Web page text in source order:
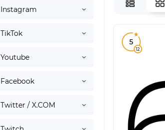
Instagram
TikTok
Youtube
Facebook
Twitter / X.COM
5
12